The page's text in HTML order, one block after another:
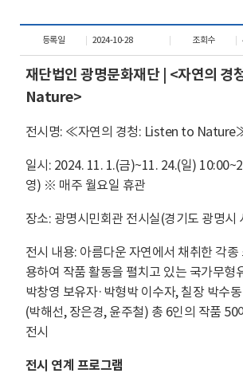
등록일 2024-10-28 조회수
재단법인 광명문화재단 | <자연의
Nature>
전시명: ≪자연의 경청: Listen to
일시: 2024. 11. 1.(금)~11. 24.(일)
영) ※ 매주 월요일 휴관
장소: 광명시민회관 전시실(경기도 광명시
전시 내용: 아름다운 자연에서 채취한 각
용하여 작품 활동을 펼치고 있는 국가무형
박창영 보유자·박형박 이수자, 칠장 박수
(박해선, 장은경, 윤주철) 총 6인의 작품 50
전시
전시 연계 프로그램